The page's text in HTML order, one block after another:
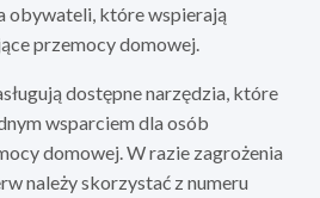
obywateli, które wspierają
przemocy domowej.
dostępne narzędzia, które
wsparciem dla osób
domowej. W razie zagrożenia
należy skorzystać z numeru